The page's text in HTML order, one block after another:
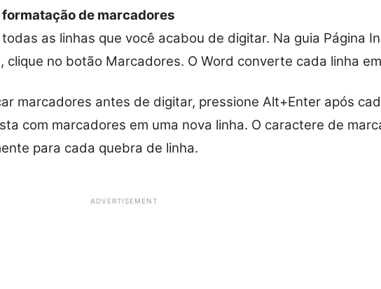
de marcadores
as linhas que você acabou de digitar. Na guia Página
clique no botão Marcadores. O Word converte cada linha
marcadores antes de digitar, pressione Alt+Enter após
com marcadores em uma nova linha. O caractere de
para cada quebra de linha.
ADVERTISEMENT